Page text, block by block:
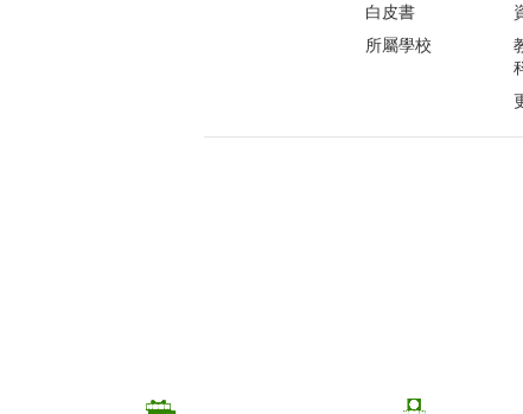
白皮書
所屬學校